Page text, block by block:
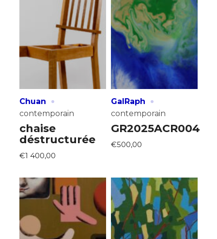
Statut / Organisation
J'accepte lestermes et conditions
Adresse email*
Statut / Organisation
J'accepte les termes et conditions
Chuan ·
contemporain
chaise
déstructurée
€1 400,00
GalRaph ·
contemporain
GR2025ACR004
€500,00